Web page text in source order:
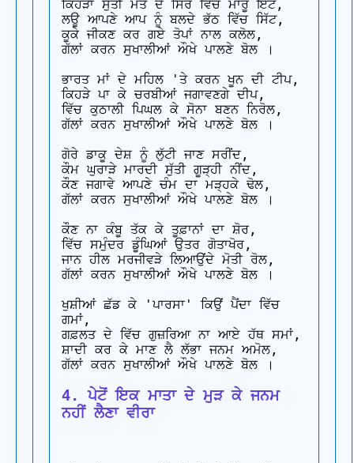
ਕਿਹੜਾ ਸੁੱਤੀ ਮੌਤ ਦੇ ਸਿਰ ਵਿੱਚ ਮਾਰੂ ਇੱਟ,
ਲਊ ਆਪਣੇ ਆਪ ਨੂੰ ਬਲਦੇ ਭੱਠ ਵਿੱਚ ਸਿੱਟ,
ਕੂਕੇ ਜੀਕਣ ਕਰ ਗਏ ਤੋਪਾਂ ਨਾਲ ਕਲੋਲ,
ਗੱਲਾਂ ਕਰਨ ਸੁਖਾਲੀਆਂ ਔਖੇ ਪਾਲਣੇ ਬੋਲ ।
ਭਾਰਤ ਮਾਂ ਦੇ ਮਹਿਲ 'ਤੇ ਕਰਨ ਖੂਨ ਦੀ ਟੀਪ,
ਕਿਹੜੇ ਪਾ ਕੇ ਚਰਬੀਆਂ ਜਗਾਵਣਗੇ ਦੀਪ,
ਵਿੱਚ ਕੁਠਾਲੀ ਪਿਘਲ ਕੇ ਸੋਨਾ ਬਣਨ ਨਿਰੋਲ,
ਗੱਲਾਂ ਕਰਨ ਸੁਖਾਲੀਆਂ ਔਖੇ ਪਾਲਣੇ ਬੋਲ ।
ਗੋਰੇ ਡਾਕੂ ਦੇਸ਼ ਨੂੰ ਲੁੱਟੀ ਜਾਣ ਸਰੀਂਦ,
ਕੌਮ ਘੁਰਾੜੇ ਮਾਰਦੀ ਸੁੱਤੀ ਗੂੜ੍ਹੀ ਨੀਂਦ,
ਕੌਣ ਜਗਾਵੇ ਆਪਣੇ ਚੰਮ ਦਾ ਮੜ੍ਹਕੇ ਢੋਲ,
ਗੱਲਾਂ ਕਰਨ ਸੁਖਾਲੀਆਂ ਔਖੇ ਪਾਲਣੇ ਬੋਲ ।
ਕੌਣ ਨਾ ਕੰਬੂ ਤੱਕ ਕੇ ਤੂਫ਼ਾਨਾਂ ਦਾ ਸ਼ੋਰ,
ਵਿੱਚ ਸਮੁੰਦਰ ਡੂੰਘਿਆਂ ਉਤਰ ਗੋਤਾਖੋਰ,
ਜਾਨ ਹੀਲ ਮਰਜੀਵੜੇ ਲਿਆਉਂਦੇ ਮੋਤੀ ਰੋਲ,
ਗੱਲਾਂ ਕਰਨ ਸੁਖਾਲੀਆਂ ਔਖੇ ਪਾਲਣੇ ਬੋਲ ।
ਖੁਸ਼ੀਆਂ ਛੱਡ ਕੇ 'ਪਾਰਸਾ' ਕਿਉਂ ਪੈਂਦਾ ਵਿੱਚ
ਗਮਾਂ,
ਗਫ਼ਲਤ ਦੇ ਵਿੱਚ ਗੁਜ਼ਰਿਆ ਨਾ ਆਏ ਹੱਥ ਸਮਾਂ,
ਸ਼ਾਦੀ ਕਰ ਕੇ ਮਾਣ ਲੈ ਲੱਭਾ ਜਨਮ ਅਮੋਲ,
4. ਪੇਟੋਂ ਇਕ ਮਾਤਾ ਦੇ ਮੁੜ ਕੇ ਜਨਮ
ਨਹੀਂ ਲੈਣਾ ਵੀਰਾ